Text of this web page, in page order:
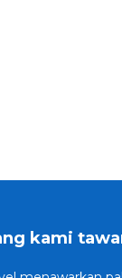
kami